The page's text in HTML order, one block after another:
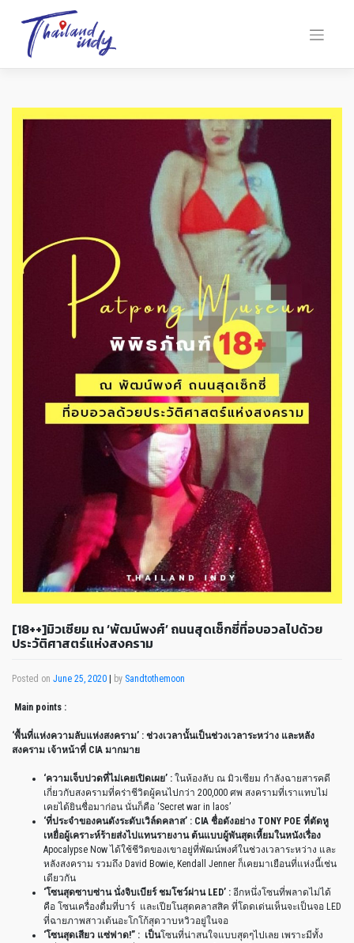
[18++]มิวเซียม ณ ‘พัฒน์พงศ์’ ถนนสุดเซ็กซี่ที่อบอวลไปด้วย
ประวัติศาสตร์แห่งสงคราม
Posted on June 25, 2020 by Sandtothemoon
Main points :
‘พื้นที่แห่งความลับแห่งสงคราม’ : ช่วงเวลานั้นเป็นช่วงเวลาระหว่าง และหลัง
สงคราม เจ้าหน้าที่ CIA มากมาย
‘ความเจ็บปวดที่ไม่เคยเปิดเผย’ : ในห้องลับ ณ มิวเซียม กำลังฉายสารคดี
เกี่ยวกับสงครามที่คร่าชีวิตผู้คนไปกว่า 200,000 ศพ สงครามที่เราแทบไม่
เคยได้ยินชื่อมาก่อน นั่นก็คือ ‘Secret war in laos’
‘ที่ประจำของคนดังระดับเวิล์ดคลาส’ : CIA ชื่อดังอย่าง TONY POE ที่ตัดหู
เหยื่อผู้เคราะห์ร้ายส่งไปแทนรายงาน ต้นแบบผู้พันสุดเหี้ยมในหนังเรื่อง
Apocalypse Now ได้ใช้ชีวิตของเขาอยู่ที่พัฒน์พงศ์ในช่วงเวลาระหว่าง และ
หลังสงคราม รวมถึง David Bowie, Kendall Jenner ก็เคยมาเยือนที่แห่งนี้เช่น
เดียวกัน
‘โซนสุดซาบซ่าน นั่งจิบเบียร์ ชมโชว์ผ่านLED’ : อีกหนึ่งโซนที่พลาดไม่ได้
คือ โซนเครื่องดื่มที่บาร์ และเปียโนสุดคลาสสิค ที่โดดเด่นเห็นจะเป็นจอ LED
ที่ฉายภาพสาวเต้นอะโกโก้สุดวาบหวิวอยู่ในจอ
‘โซนสุดเสียว แซ่ฟาด!” : เป็นโซนที่น่าสนใจแบบสุดๆไปเลย เพราะมีทั้ง